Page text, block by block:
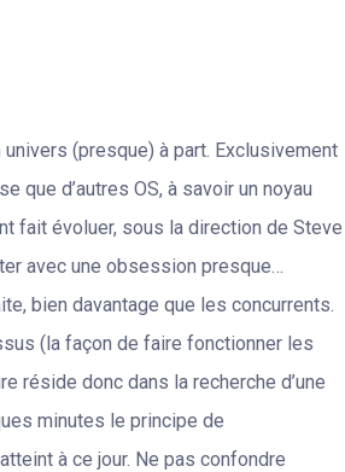
(presque) à part. Exclusivement
que d’autres OS, à savoir un noyau
fait évoluer, sous la direction de Steve
avec une obsession presque…
bien davantage que les concurrents.
(la façon de faire fonctionner les
réside donc dans la recherche d’une
minutes le principe de
à ce jour. Ne pas confondre